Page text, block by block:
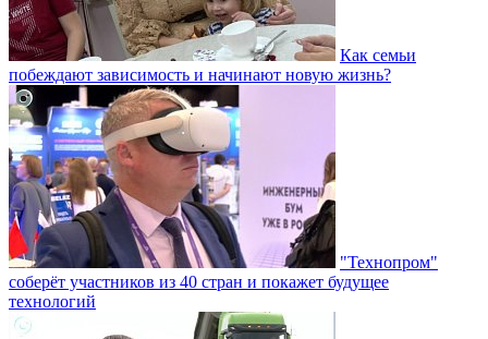
Как семьи
побеждают зависимость и начинают новую жизнь?
"Технопром"
соберёт участников из 40 стран и покажет будущее
технологий